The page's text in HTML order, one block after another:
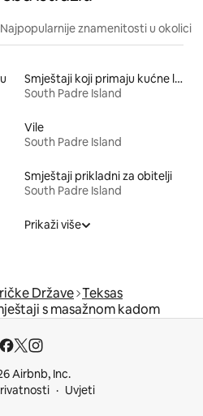
Najpopularnije znamenitosti u okolici
Smještaji koji primaju kućne ljubimce
South Padre Island
Vile
South Padre Island
Smještaji prikladni za obitelji
South Padre Island
Prikaži više
Države Teksas
s masažnom kadom
Airbnb, Inc.
Uvjeti